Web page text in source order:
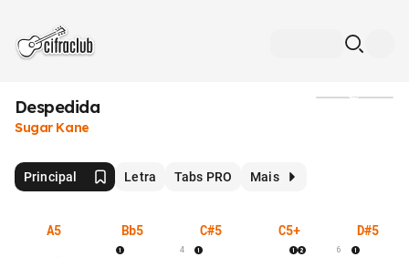
Despedida
Sugar Kane
Principal Letra Tabs PRO Mais
A5 Bb5 C#5
4
C5+ D#5
6